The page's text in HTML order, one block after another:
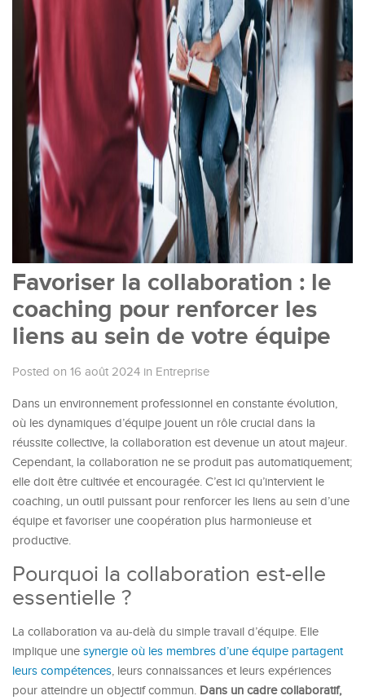
Favoriser la collaboration : le
coaching pour renforcer les
liens au sein de votre équipe
Posted on 16 août 2024 in Entreprise
Dans un environnement professionnel en constante évolution,
où les dynamiques d’équipe jouent un rôle crucial dans la
réussite collective, la collaboration est devenue un atout majeur.
Cependant, la collaboration ne se produit pas automatiquement;
elle doit être cultivée et encouragée. C’est ici qu’intervient le
coaching, un outil puissant pour renforcer les liens au sein d’une
équipe et favoriser une coopération plus harmonieuse et
productive.
Pourquoi la collaboration est-elle
essentielle ?
La collaboration va au-delà du simple travail d’équipe. Elle
implique une synergie où les membres d’une équipe partagent
leurs compétences, leurs connaissances et leurs expériences
pour atteindre un objectif commun. Dans un cadre collaboratif,